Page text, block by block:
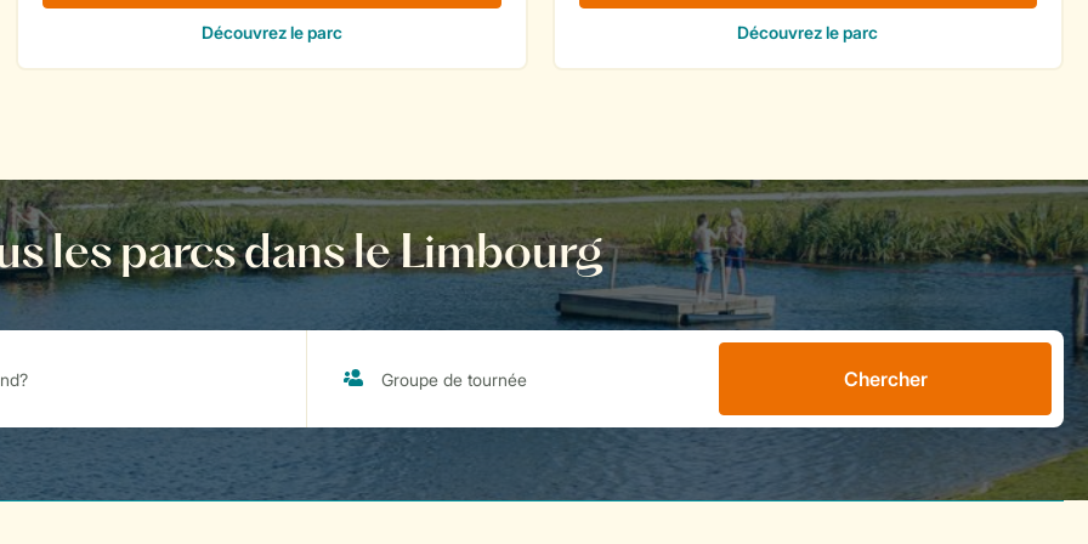
les parcs dans le Limbourg
Chercher